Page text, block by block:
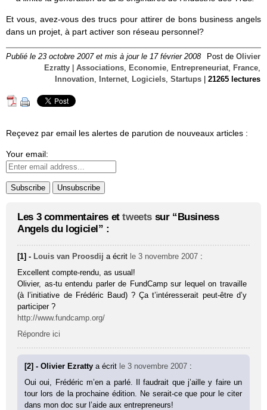
Et vous, avez-vous des trucs pour attirer de bons business angels
dans un projet, à part activer son réseau personnel?
Publié le 23 octobre 2007 et mis à jour le 17 février 2008 Post de Olivier
Ezratty
Associations Economie Entrepreneuriat France
Innovation
Internet Logiciels Startups 21265 lectures
Reçevez par email les alertes de parution de nouveaux articles :
Your email:
Les 3 commentaires ettweets sur “Business
Angels du logiciel” :
[1] - Louis van Proosdij a écrit le 3 novembre 2007 :
Excellent compte-rendu, as usual!
Olivier, as-tu entendu parler de FundCamp sur lequel on travaille
(à l’initiative de Frédéric Baud) ? Ça t’intéresserait peut-être d’y
participer ?
http://www.fundcamp.org/
Répondre ici
[2] - Olivier Ezrattya écrit le 3 novembre 2007 :
Oui oui, Frédéric m’en a parlé. Il faudrait que j’aille y faire un
tour lors de la prochaine édition. Ne serait-ce que pour le citer
dans mon doc sur l’aide aux entrepreneurs!